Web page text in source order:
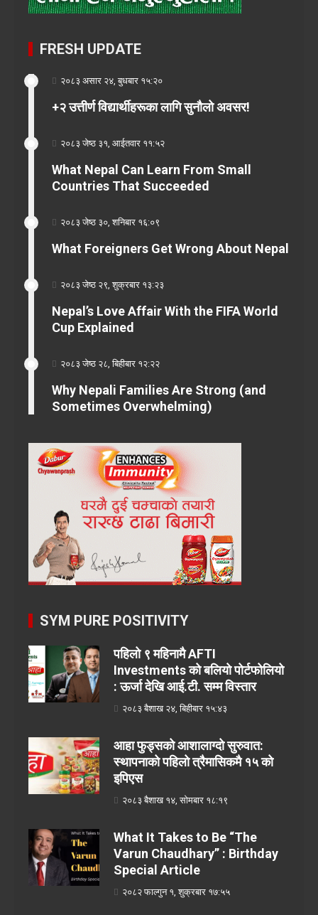
FRESH UPDATE
२०८३ असार २४, बुधबार १५:२०
+२ उत्तीर्ण विद्यार्थीहरूका लागि सुनौलो अवसर!
२०८३ जेष्ठ ३१, आईतवार ११:५२
What Nepal Can Learn From Small
Countries That Succeeded
२०८३ जेष्ठ ३०, शनिबार १६:०९
What Foreigners Get Wrong About Nepal
२०८३ जेष्ठ २९, शुक्रबार १३:२३
Nepal’s Love Affair With the FIFA World
Cup Explained
२०८३ जेष्ठ २८, बिहीबार १२:२२
Why Nepali Families Are Strong (and
Sometimes Overwhelming)
SYM PURE POSITIVITY
पहिलो ९ महिनामै AFTI
Investments को बलियो पोर्टफोलियो
: ऊर्जा देखि आई.टी. सम्म विस्तार
२०८३ बैशाख २४, बिहीबार १५:४३
आहा फुड्सको आशालाग्दो सुरुवात:
स्थापनाको पहिलो त्रैमासिकमै १५ को
इपिएस
२०८३ बैशाख १४, सोमबार १८:१९
What It Takes to Be “The
Varun Chaudhary” : Birthday
Special Article
२०८२ फाल्गुन १, शुक्रबार १७:५५